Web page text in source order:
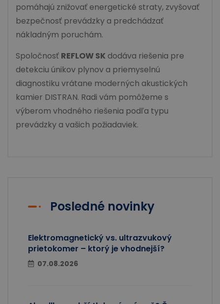
pomáhajú znižovať energetické straty, zvyšovať
bezpečnosť prevádzky a predchádzať
nákladným poruchám.
Spoločnosť REFLOW SK dodáva riešenia pre
detekciu únikov plynov a priemyselnú
diagnostiku vrátane moderných akustických
kamier DISTRAN. Radi vám pomôžeme s
výberom vhodného riešenia podľa typu
prevádzky a vašich požiadaviek.
Posledné novinky
Elektromagnetický vs. ultrazvukový
prietokomer – ktorý je vhodnejší?
07.08.2026